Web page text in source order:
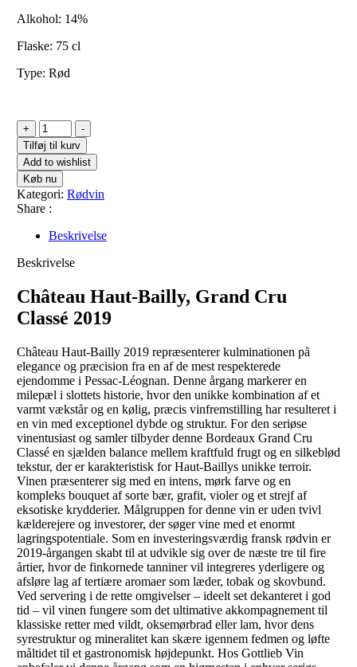
Alkohol: 14%
Flaske: 75 cl
Type: Rød
+
Château
Haut-
Bailly,
Grand
Cru
Classé
2019
-
Tilføj til kurv
Add to wishlist
Køb nu
Kategori: Rødvin
Share :
Beskrivelse
Beskrivelse
Château Haut-Bailly, Grand Cru
Classé 2019
Château Haut-Bailly 2019 repræsenterer kulminationen på
elegance og præcision fra en af de mest respekterede
ejendomme i Pessac-Léognan. Denne årgang markerer en
milepæl i slottets historie, hvor den unikke kombination af et
varmt vækstår og en kølig, præcis vinfremstilling har resulteret i
en vin med exceptionel dybde og struktur. For den seriøse
vinentusiast og samler tilbyder denne Bordeaux Grand Cru
Classé en sjælden balance mellem kraftfuld frugt og en silkeblød
tekstur, der er karakteristisk for Haut-Baillys unikke terroir.
Vinen præsenterer sig med en intens, mørk farve og en
kompleks bouquet af sorte bær, grafit, violer og et strejf af
eksotiske krydderier. Målgruppen for denne vin er uden tvivl
kælderejere og investorer, der søger vine med et enormt
lagringspotentiale. Som en investeringsværdig fransk rødvin er
2019-årgangen skabt til at udvikle sig over de næste tre til fire
årtier, hvor de finkornede tanniner vil integreres yderligere og
afsløre lag af tertiære aromaer som læder, tobak og skovbund.
Ved servering i de rette omgivelser – ideelt set dekanteret i god
tid – vil vinen fungere som det ultimative akkompagnement til
klassiske retter med vildt, oksemørbrad eller lam, hvor dens
syrestruktur og mineralitet kan skære igennem fedmen og løfte
måltidet til et gastronomisk højdepunkt. Hos Gottlieb Vin